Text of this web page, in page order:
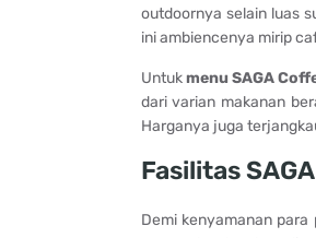
outdoornya selain luas
ini ambiencenya mirip
Untukmenu SAGA
dari varian makanan
Harganya juga
Fasilitas
Demi kenyamanan